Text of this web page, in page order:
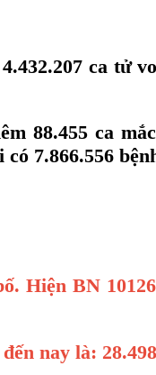
ca tử
88.455 ca
7.866.556
Hiện BN
nay là: 28.498